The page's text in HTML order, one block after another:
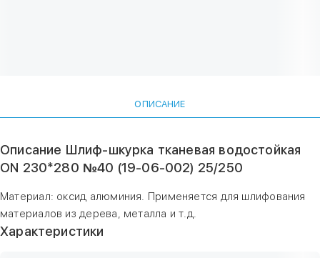
ОПИСАНИЕ
Описание Шлиф-шкурка тканевая водостойкая
ON 230*280 №40 (19-06-002) 25/250
Материал: оксид алюминия. Применяется для шлифования
материалов из дерева, металла и т.д.
Характеристики